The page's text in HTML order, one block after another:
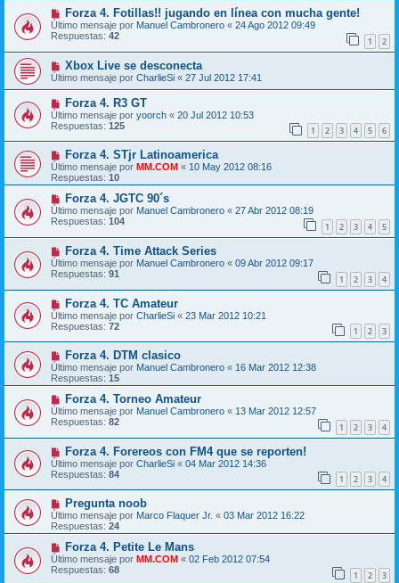
Forza 4. Fotillas!! jugando en línea con mucha gente!
Último mensaje por Manuel Cambronero « 24 Ago 2012 09:49
Respuestas: 42 1 2
Xbox Live se desconecta
Último mensaje por CharlieSi « 27 Jul 2012 17:41
Forza 4. R3 GT
Último mensaje por yoorch « 20 Jul 2012 10:53
Respuestas: 125 1 2 3 4 5 6
Forza 4. STjr Latinoamerica
Último mensaje por MM.COM « 10 May 2012 08:16
Respuestas: 10
Forza 4. JGTC 90´s
Último mensaje por Manuel Cambronero « 27 Abr 2012 08:19
Respuestas: 104 1 2 3 4 5
Forza 4. Time Attack Series
Último mensaje por Manuel Cambronero « 09 Abr 2012 09:17
Respuestas: 91 1 2 3 4
Forza 4. TC Amateur
Último mensaje por CharlieSi « 23 Mar 2012 10:21
Respuestas: 72 1 2 3
Forza 4. DTM clasico
Último mensaje por Manuel Cambronero « 16 Mar 2012 12:38
Respuestas: 15
Forza 4. Torneo Amateur
Último mensaje por Manuel Cambronero « 13 Mar 2012 12:57
Respuestas: 82 1 2 3 4
Forza 4. Forereos con FM4 que se reporten!
Último mensaje por CharlieSi « 04 Mar 2012 14:36
Respuestas: 84 1 2 3 4
Pregunta noob
Último mensaje por Marco Flaquer Jr. « 03 Mar 2012 16:22
Respuestas: 24
Forza 4. Petite Le Mans
Último mensaje por MM.COM « 02 Feb 2012 07:54
Respuestas: 68 1 2 3